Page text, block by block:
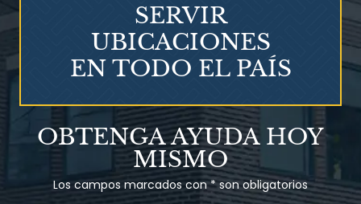
Talco en polvo
Ovary cancer
OBTENGA AYUDA HOY
MISMO
Los campos marcados con * son obligatorios
SERVIR
UBICACIONES
EN TODO EL PAÍS